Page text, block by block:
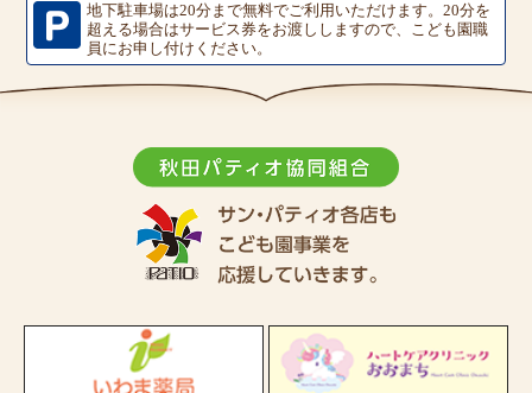
地下駐車場は20分まで無料でご利用いただけます。20分を
超える場合はサービス券をお渡ししますので、こども園職
員にお申し付けください。